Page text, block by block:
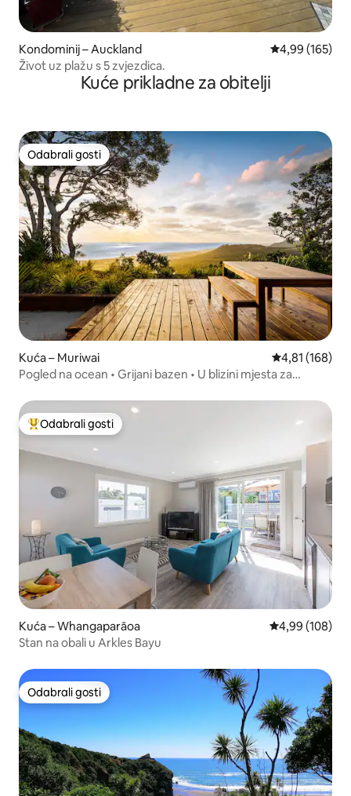
Kondominij – Auckland Prosječna
4,99 (165)
Život uz plažu s 5 zvjezdica.
Kuće prikladne za obitelji
Odabrali gosti
Odabrali gosti
Kuća – Muriwai Prosječna
4,81 (168)
Pogled na ocean • Grijani bazen • U blizini mjesta za
Među najviše rangiranima s oznakom „Odabrali gosti”
Odabrali gosti
Kuća – Whangaparāoa Prosječna
4,99 (108)
Stan na obali u Arkles Bayu
Odabrali gosti
Odabrali gosti